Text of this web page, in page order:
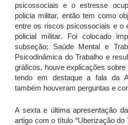
psicossociais e o estresse
policia militar, então tem como
entre os riscos psicossociais e o
policial militar. Foi colocado
subseção; Saúde Mental e
Psicodinâmica do Trabalho e
gráficos, houve explicações sobre
tendo em destaque a fala da
também houveram perguntas e
A sexta e última apresentação
artigo com o título “Uberização